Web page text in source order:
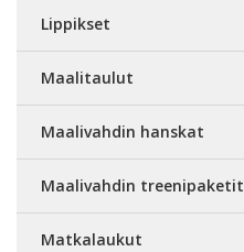
Lippikset
Maalitaulut
Maalivahdin hanskat
Maalivahdin treenipaketit
Matkalaukut